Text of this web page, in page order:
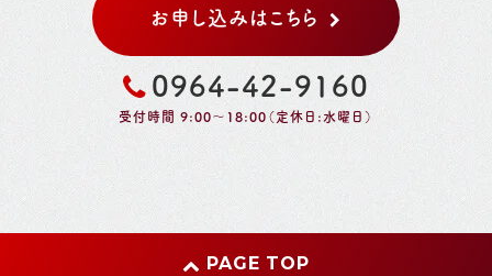
お申し込みはこちら
0964-42-9160
受付時間 9:00～18:00（定休日:水曜日）
PAGE TOP